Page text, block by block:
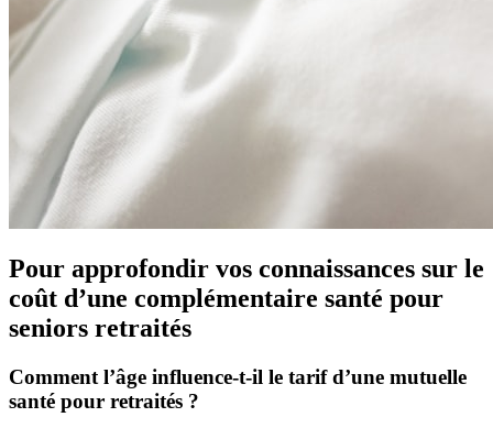
Pour approfondir vos connaissances sur le
coût d’une complémentaire santé pour
seniors retraités
Comment l’âge influence-t-il le tarif d’une mutuelle
santé pour retraités ?